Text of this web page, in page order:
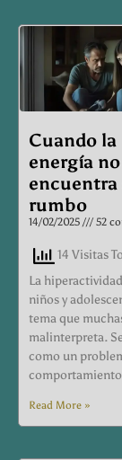
Cuando la
energía no
encuentra
rumbo
14/02/2025 52
14 Visitas
La
niños y
tema que
malinterpreta.
como un
Read More »